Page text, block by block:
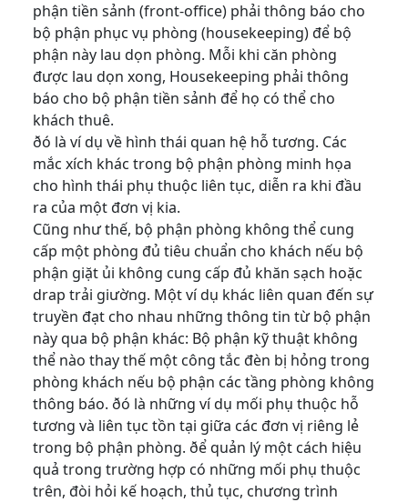
phận tiền sảnh (front-office) phải thông báo cho
bộ phận phục vụ phòng (housekeeping) để bộ
phận này lau dọn phòng. Mỗi khi căn phòng
được lau dọn xong, Housekeeping phải thông
báo cho bộ phận tiền sảnh để họ có thể cho
khách thuê.
ðó là ví dụ về hình thái quan hệ hỗ tương. Các
mắc xích khác trong bộ phận phòng minh họa
cho hình thái phụ thuộc liên tục, diễn ra khi đầu
ra của một đơn vị kia.
Cũng như thế, bộ phận phòng không thể cung
cấp một phòng đủ tiêu chuẩn cho khách nếu bộ
phận giặt ủi không cung cấp đủ khăn sạch hoặc
drap trải giường. Một ví dụ khác liên quan đến sự
truyền đạt cho nhau những thông tin từ bộ phận
này qua bộ phận khác: Bộ phận kỹ thuật không
thể nào thay thế một công tắc đèn bị hỏng trong
phòng khách nếu bộ phận các tầng phòng không
thông báo. ðó là những ví dụ mối phụ thuộc hỗ
tương và liên tục tồn tại giữa các đơn vị riêng lẻ
trong bộ phận phòng. ðể quản lý một cách hiệu
quả trong trường hợp có những mối phụ thuộc
trên, đòi hỏi kế hoạch, thủ tục, chương trình